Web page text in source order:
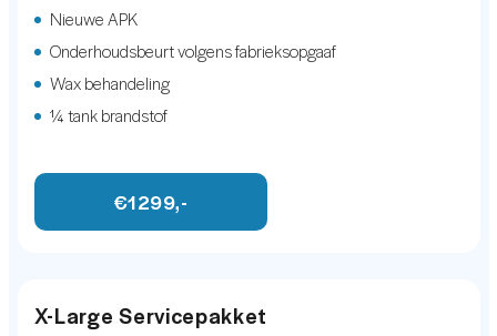
Nieuwe APK
Onderhoudsbeurt volgens fabrieksopgaaf
Wax behandeling
¼ tank brandstof
€1299,-
X-Large Servicepakket